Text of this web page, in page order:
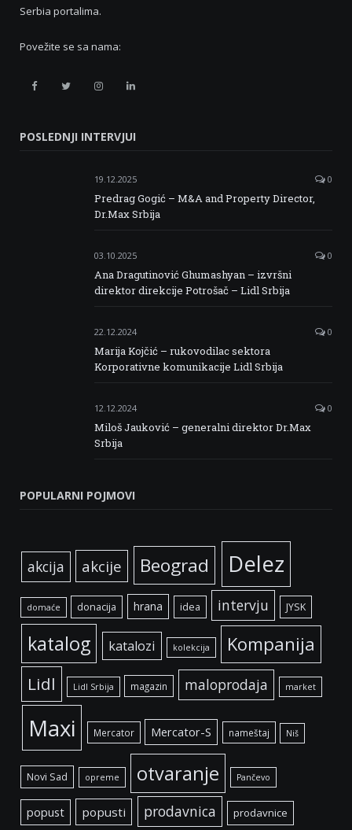
Serbia portalima.
Povežite se sa nama:
Retail
Facebook
Retail
Twitter
Retail
Instagram
Retail
Linkedin
POSLEDNJI INTERVJUI
19.12.2025 0
Predrag Gogić – M&A and Property Director,
Dr.Max Srbija
03.10.2025 0
Ana Dragutinović Ghumashyan – izvršni
direktor direkcije Potrošač – Lidl Srbija
22.12.2024 0
Marija Kojčić – rukovodilac sektora
Korporativne komunikacije Lidl Srbija
12.12.2024 0
Miloš Jauković – generalni direktor Dr.Max
Srbija
POPULARNI POJMOVI
akcija akcije Beograd Delez
domaće donacija hrana idea intervju JYSK
katalog katalozi kolekcija Kompanija
Lidl Lidl Srbija magazin maloprodaja market
Maxi Mercator Mercator-S nameštaj Niš
Novi Sad opreme otvaranje Pančevo
popust popusti prodavnica prodavnice